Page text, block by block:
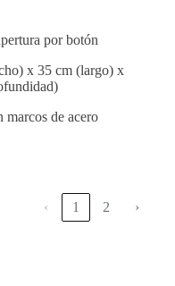
por botón
x 35 cm (largo) x
marcos de acero
‹ 1 2 ›